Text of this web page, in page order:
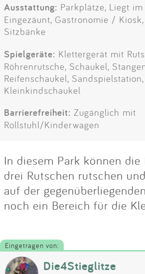
Ausstattung: Parkplätze, Liegt
Eingezäunt, Gastronomie /
Sitzbänke
Spielgeräte: Klettergerät mit
Röhrenrutsche, Schaukel,
Reifenschaukel, Sandspielstation,
Kleinkindschaukel
Barrierefreiheit: Zugänglich mit
Rollstuhl/Kinderwagen
In diesem Park können die
drei Rutschen rutschen
auf der
noch ein Bereich für die
Eingetragen von:
Die4Stieglitze